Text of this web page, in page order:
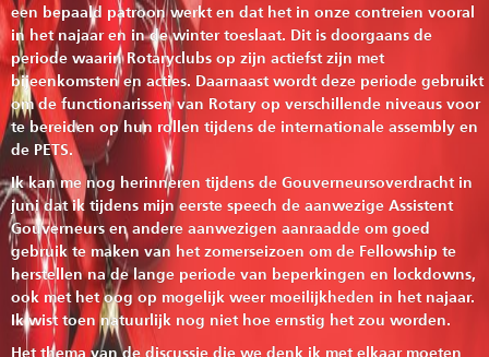
een bepaald patroon werkt en dat het in onze contreien vooral
in het najaar en in de winter toeslaat. Dit is doorgaans de
periode waarin Rotaryclubs op zijn actiefst zijn met
bijeenkomsten en acties. Daarnaast wordt deze periode gebruikt
om de functionarissen van Rotary op verschillende niveaus voor
te bereiden op hun rollen tijdens de internationale assembly en
de PETS.
Ik kan me nog herinneren tijdens de Gouverneursoverdracht in
juni dat ik tijdens mijn eerste speech de aanwezige Assistent
Gouverneurs en andere aanwezigen aanraadde om goed
gebruik te maken van het zomerseizoen om de Fellowship te
herstellen na de lange periode van beperkingen en lockdowns,
ook met het oog op mogelijk weer moeilijkheden in het najaar.
Ik wist toen natuurlijk nog niet hoe ernstig het zou worden.
Het thema van de discussie die we denk ik met elkaar moeten